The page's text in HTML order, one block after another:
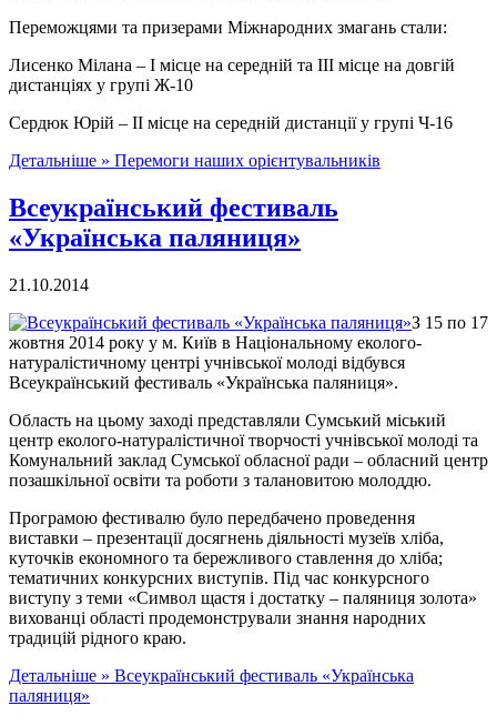
Переможцями та призерами Міжнародних змагань стали:
Лисенко Мілана – І місце на середній та ІІІ місце на довгій
дистанціях у групі Ж-10
Сердюк Юрій – ІІ місце на середній дистанції у групі Ч-16
Детальніше » Перемоги наших орієнтувальників
Всеукраїнський фестиваль
«Українська паляниця»
21.10.2014
З 15 по 17
жовтня 2014 року у м. Київ в Національному еколого-
натуралістичному центрі учнівської молоді відбувся
Всеукраїнський фестиваль «Українська паляниця».
Область на цьому заході представляли Сумський міський
центр еколого-натуралістичної творчості учнівської молоді та
Комунальний заклад Сумської обласної ради – обласний центр
позашкільної освіти та роботи з талановитою молоддю.
Програмою фестивалю було передбачено проведення
виставки – презентації досягнень діяльності музеїв хліба,
куточків економного та бережливого ставлення до хліба;
тематичних конкурсних виступів. Під час конкурсного
виступу з теми «Символ щастя і достатку – паляниця золота»
вихованці області продемонстрували знання народних
традицій рідного краю.
Детальніше » Всеукраїнський фестиваль «Українська
паляниця»